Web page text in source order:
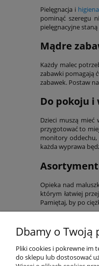
Pielęgnacja i
pominąć szeregu
pielęgnacyjne
Mądre
Każdy malec
zabawki pomagają
zabawek. Postaw
Do pokoju i
Dzieci muszą
przygotować to
monitory oddechu,
każda wyprawa
Opieka nad
którym łatwiej
Pamiętaj, by po
Przydatne linki
Dbamy o Twoją
Pliki cookies i pokrewne im
do sklepu lub dostosować